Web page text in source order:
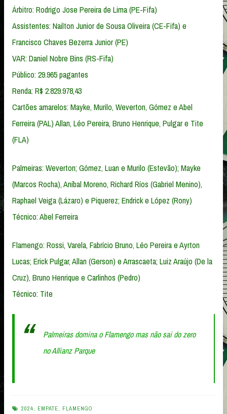
Árbitro: Rodrigo Jose Pereira de Lima (PE-Fifa)
Assistentes: Nailton Junior de Sousa Oliveira (CE-Fifa) e
Francisco Chaves Bezerra Junior (PE)
VAR: Daniel Nobre Bins (RS-Fifa)
Público: 29.965 pagantes
Renda: R$ 2.829.978,43
Cartões amarelos: Mayke, Murilo, Weverton, Gómez e Abel
Ferreira (PAL) Allan, Léo Pereira, Bruno Henrique, Pulgar e Tite
(FLA)
Palmeiras: Weverton; Gómez, Luan e Murilo (Estevão); Mayke
(Marcos Rocha), Aníbal Moreno, Richard Ríos (Gabriel Menino),
Raphael Veiga (Lázaro) e Piquerez; Endrick e López (Rony)
Técnico: Abel Ferreira
Flamengo: Rossi, Varela, Fabrício Bruno, Léo Pereira e Ayrton
Lucas; Erick Pulgar, Allan (Gerson) e Arrascaeta; Luiz Araújo (De la
Cruz), Bruno Henrique e Carlinhos (Pedro)
Técnico: Tite
Palmeiras domina o Flamengo mas não sai do zero
no Allianz Parque
2024, EMPATE, FLAMENGO